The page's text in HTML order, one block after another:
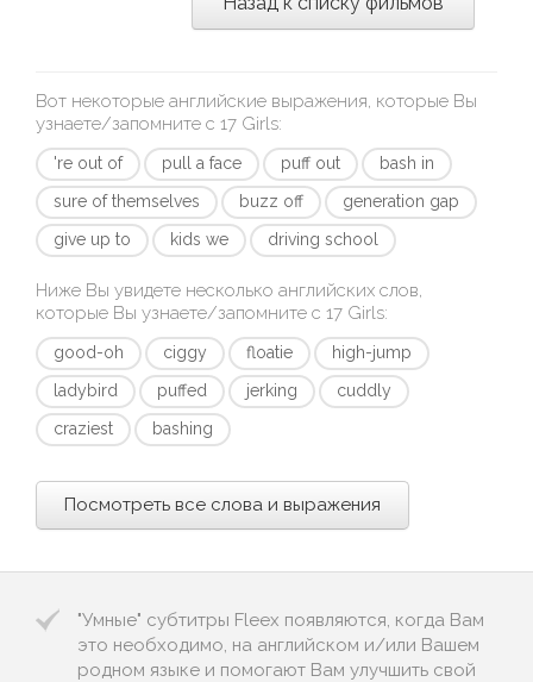
Вот некоторые английские выражения, которые Вы
узнаете/запомните с 17 Girls:
're out of pull a face puff out
bash in
sure of themselves
buzz off
generation gap
give up to
kids we driving school
Ниже Вы увидете несколько английских слов,
которые Вы узнаете/запомните с 17 Girls:
good-oh ciggy floatie
high-jump
ladybird
puffed jerking
cuddly
craziest
bashing
Посмотреть все слова и выражения
"Умные" субтитры Fleex появляются, когда Вам
это необходимо, на английском и/или Вашем
родном языке и помогают Вам улучшить свой